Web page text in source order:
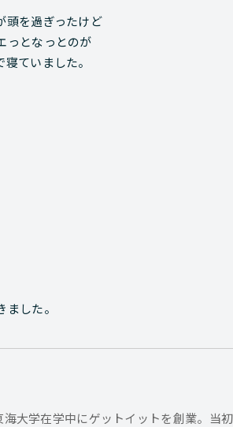
頭を過ぎったけど
っとなっとのが
ていました。
した。
海大学在学中にゲットイットを創業。当